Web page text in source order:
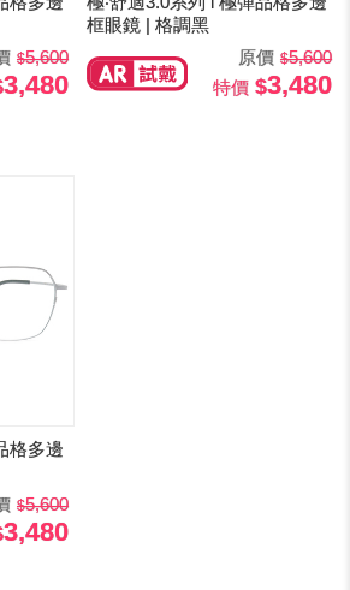
5,600
3,480
框眼鏡 | 格調黑
原價
5,600
特價
3,480
格多邊
5,600
3,480